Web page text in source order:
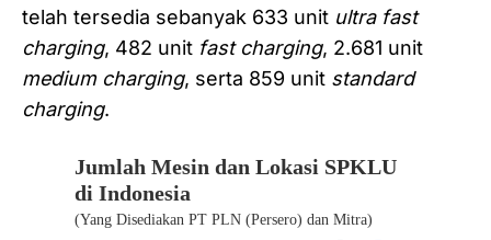
telah tersedia sebanyak 633 unit ultra fast
charging, 482 unit fast charging, 2.681 unit
medium charging, serta 859 unit standard
charging.